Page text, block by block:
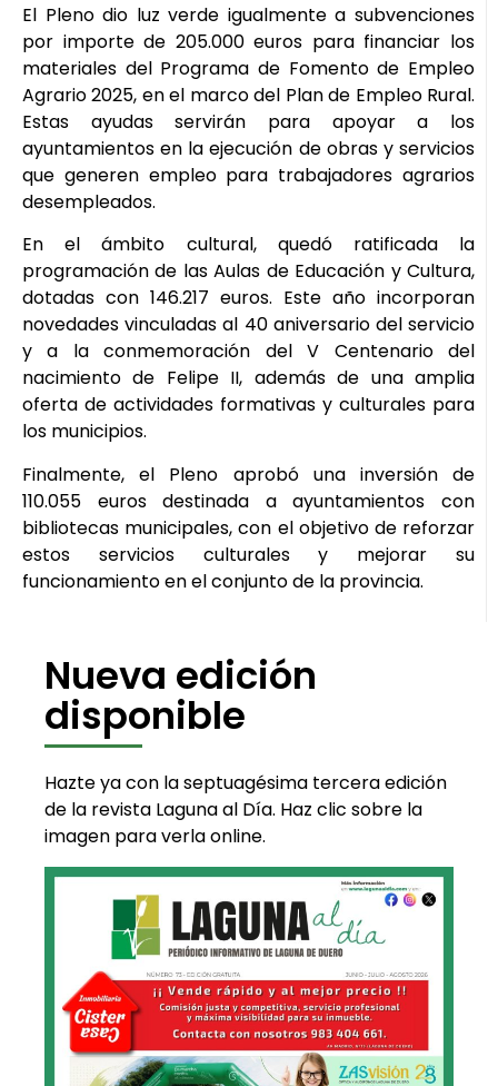
El Pleno dio luz verde igualmente a subvenciones
por importe de 205.000 euros para financiar los
materiales del Programa de Fomento de Empleo
Agrario 2025, en el marco del Plan de Empleo Rural.
Estas ayudas servirán para apoyar a los
ayuntamientos en la ejecución de obras y servicios
que generen empleo para trabajadores agrarios
desempleados.
En el ámbito cultural, quedó ratificada la
programación de las Aulas de Educación y Cultura,
dotadas con 146.217 euros. Este año incorporan
novedades vinculadas al 40 aniversario del servicio
y a la conmemoración del V Centenario del
nacimiento de Felipe II, además de una amplia
oferta de actividades formativas y culturales para
los municipios.
Finalmente, el Pleno aprobó una inversión de
110.055 euros destinada a ayuntamientos con
bibliotecas municipales, con el objetivo de reforzar
estos servicios culturales y mejorar su
funcionamiento en el conjunto de la provincia.
Nueva edición
disponible
Hazte ya con la septuagésima tercera edición
de la revista Laguna al Día. Haz clic sobre la
imagen para verla online.